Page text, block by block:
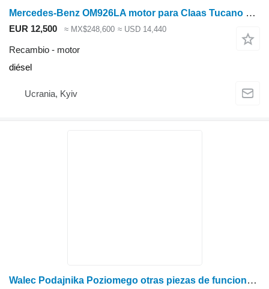
Mercedes-Benz OM926LA motor para Claas Tucano cosechadora de cereales
EUR 12,500 ≈ MX$248,600 ≈ USD 14,440
Recambio - motor
diésel
Ucrania, Kyiv
Walec Podajnika Poziomego otras piezas de funcionamiento para Claas Mega | Tucano cosechadora de cereales